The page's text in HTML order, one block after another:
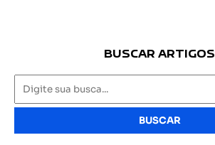
BUSCAR ARTIGOS
BUSCAR